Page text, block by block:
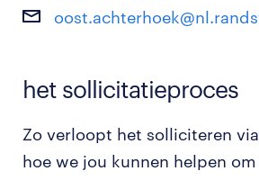
het sollicitatieproces
Zo verloopt het solliciteren
hoe we jou kunnen helpen